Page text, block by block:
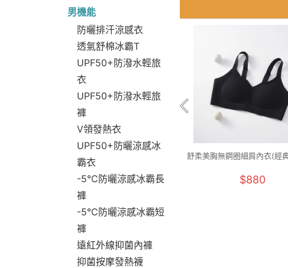
男機能
防曬排汗涼感衣
透氣舒棉冰霸T
UPF50+防潑水輕旅
衣
UPF50+防潑水輕旅
褲
V領發熱衣
UPF50+防曬涼感冰
霸衣
-5°C防曬涼感冰霸長
褲
-5°C防曬涼感冰霸短
褲
遠紅外線抑菌內褲
抑菌按摩發熱襪
舒柔美胸無鋼圈細肩內衣(經
$880